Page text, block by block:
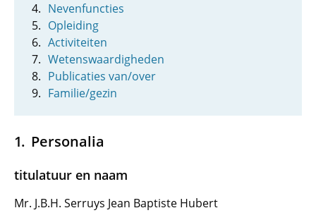
Nevenfuncties
Opleiding
Activiteiten
Wetenswaardigheden
Publicaties van/over
Familie/gezin
Personalia
titulatuur en naam
Mr. J.B.H. Serruys Jean Baptiste Hubert